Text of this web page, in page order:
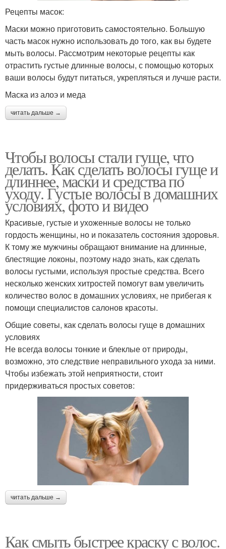
Рецепты масок:
Маски можно приготовить самостоятельно. Большую
часть масок нужно использовать до того, как вы будете
мыть волосы. Рассмотрим некоторые рецепты как
отрастить густые длинные волосы, с помощью которых
ваши волосы будут питаться, укрепляться и лучше расти.
Маска из алоэ и меда
читать дальше →
Чтобы волосы стали гуще, что
делать. Как сделать волосы гуще и
длиннее, маски и средства по
уходу. Густые волосы в домашних
условиях, фото и видео
Красивые, густые и ухоженные волосы не только
гордость женщины, но и показатель состояния здоровья.
К тому же мужчины обращают внимание на длинные,
блестящие локоны, поэтому надо знать, как сделать
волосы густыми, используя простые средства. Всего
несколько женских хитростей помогут вам увеличить
количество волос в домашних условиях, не прибегая к
помощи специалистов салонов красоты.
Общие советы, как сделать волосы гуще в домашних
условиях
Не всегда волосы тонкие и блеклые от природы,
возможно, это следствие неправильного ухода за ними.
Чтобы избежать этой неприятности, стоит
придерживаться простых советов:
читать дальше →
Как смыть быстрее краску с волос.